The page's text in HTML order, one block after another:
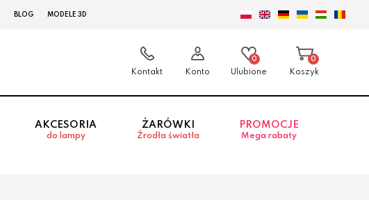
BLOG MODELE 3D
Kontakt Konto
0
Ulubione
0
Koszyk
AKCESORIA
do lampy
ŻARÓWKI
Źrodła światła
PROMOCJE
Mega rabaty